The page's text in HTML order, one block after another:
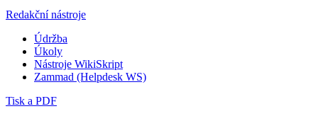
Redakční nástroje
Údržba
Úkoly
Nástroje WikiSkript
Zammad (Helpdesk WS)
Tisk a PDF